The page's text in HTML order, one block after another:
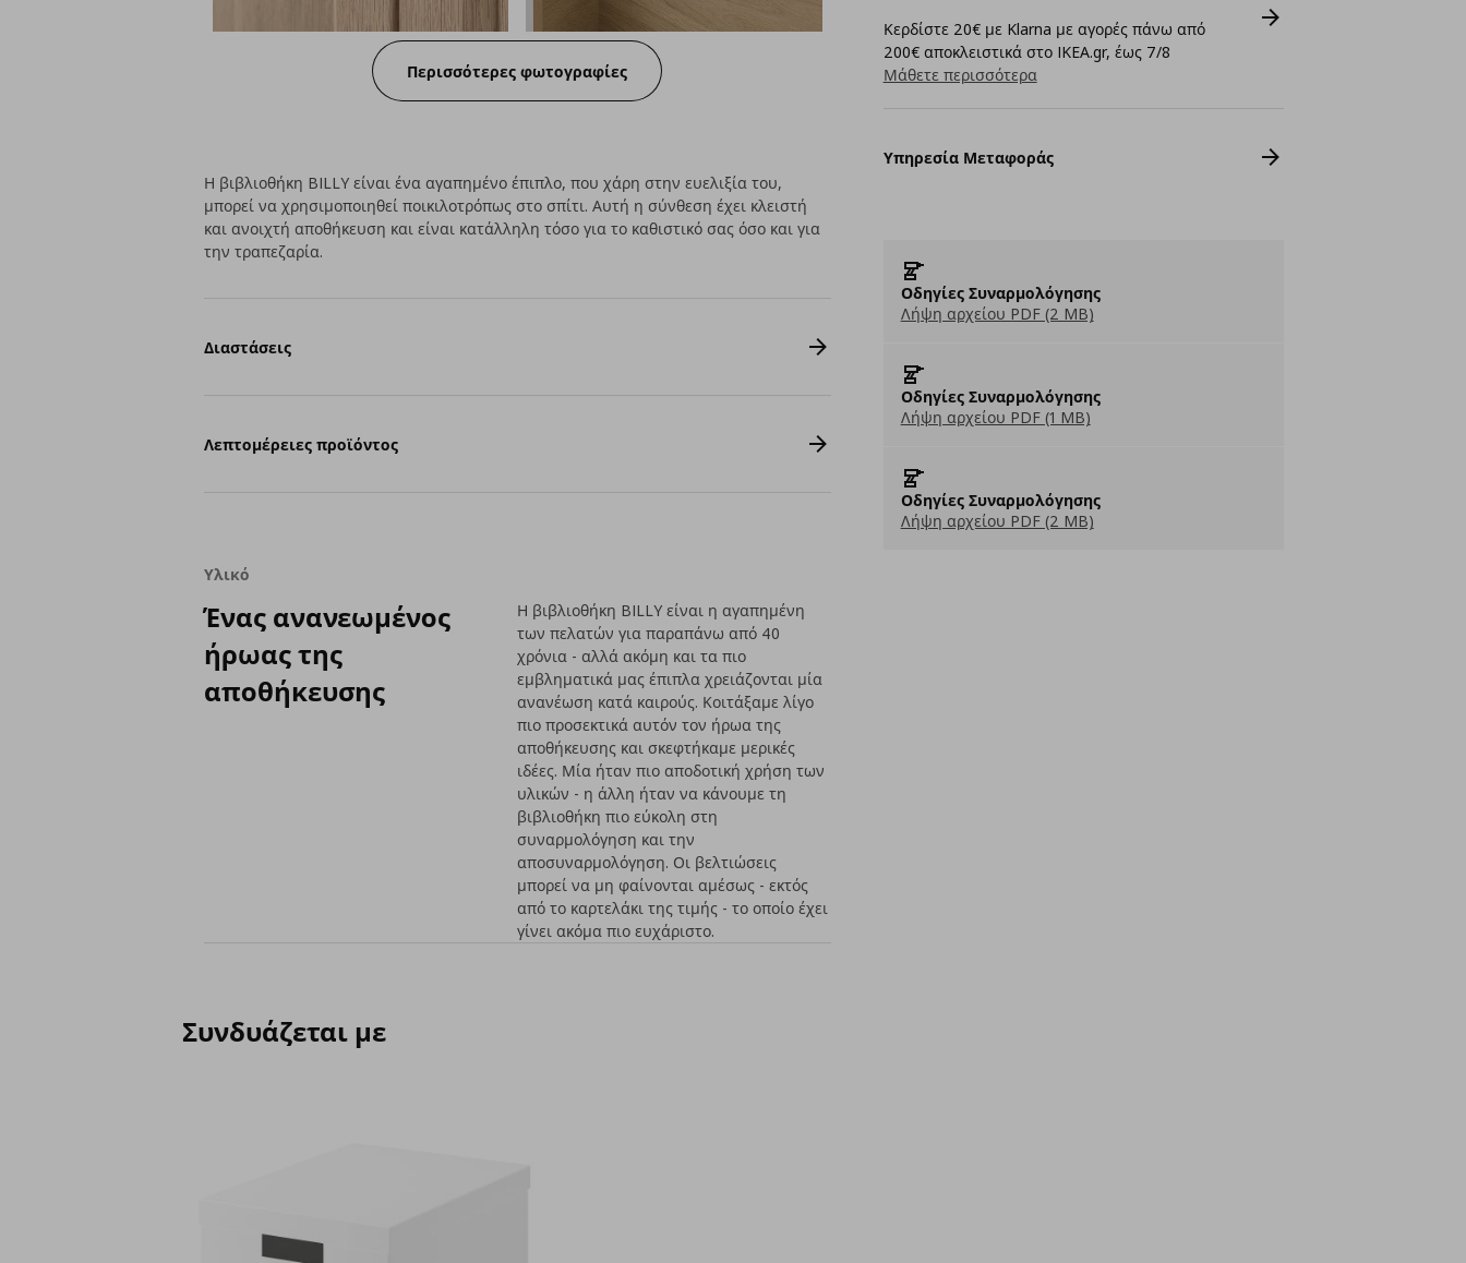
Περισσότερες φωτογραφίες
Κερδίστε 20€ με Klarna με αγορές πάνω από
200€ αποκλειστικά στο IKEA.gr, έως 7/8
Μάθετε περισσότερα
Υπηρεσία Μεταφοράς
Οδηγίες Συναρμολόγησης
Λήψη αρχείου PDF (2 MB)
Οδηγίες Συναρμολόγησης
Λήψη αρχείου PDF (1 MB)
Οδηγίες Συναρμολόγησης
Λήψη αρχείου PDF (2 MB)
Η βιβλιοθήκη BILLY είναι ένα αγαπημένο έπιπλο, που χάρη στην ευελιξία του,
μπορεί να χρησιμοποιηθεί ποικιλοτρόπως στο σπίτι. Αυτή η σύνθεση έχει κλειστή
και ανοιχτή αποθήκευση και είναι κατάλληλη τόσο για το καθιστικό σας όσο και για
την τραπεζαρία.
Διαστάσεις
Λεπτομέρειες προϊόντος
Υλικό
Ένας ανανεωμένος
ήρωας της
αποθήκευσης
Η βιβλιοθήκη BILLY είναι η αγαπημένη
των πελατών για παραπάνω από 40
χρόνια - αλλά ακόμη και τα πιο
εμβληματικά μας έπιπλα χρειάζονται μία
ανανέωση κατά καιρούς. Κοιτάξαμε λίγο
πιο προσεκτικά αυτόν τον ήρωα της
αποθήκευσης και σκεφτήκαμε μερικές
ιδέες. Μία ήταν πιο αποδοτική χρήση των
υλικών - η άλλη ήταν να κάνουμε τη
βιβλιοθήκη πιο εύκολη στη
συναρμολόγηση και την
αποσυναρμολόγηση. Οι βελτιώσεις
μπορεί να μη φαίνονται αμέσως - εκτός
από το καρτελάκι της τιμής - το οποίο έχει
γίνει ακόμα πιο ευχάριστο.
Συνδυάζεται με